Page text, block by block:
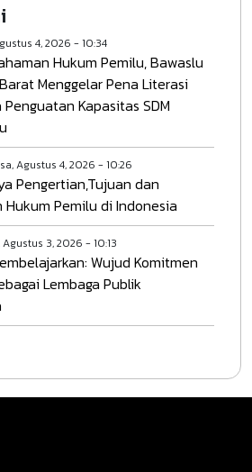
4, 2026 - 10:34
Hukum Pemilu, Bawaslu
Menggelar Pena Literasi
Kapasitas SDM
Agustus 4, 2026 - 10:26
Pengertian,Tujuan dan
Hukum Pemilu di Indonesia
Agustus 3, 2026 - 10:13
Wujud Komitmen
Lembaga Publik